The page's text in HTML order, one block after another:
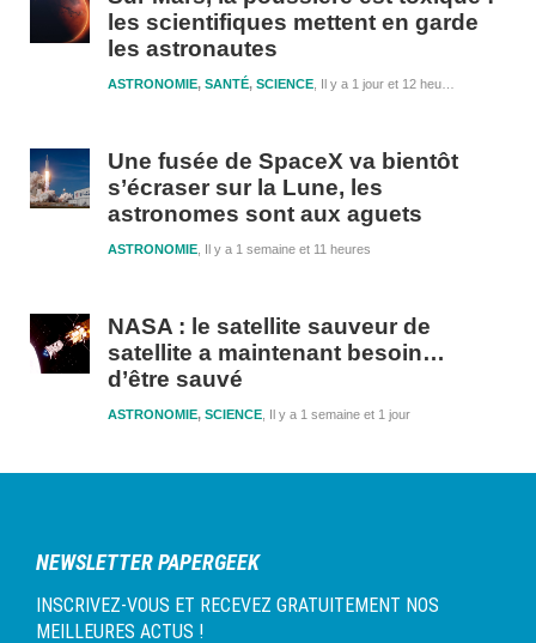
les scientifiques mettent en garde
les astronautes
Il y a 1 jour et 12 heures
ASTRONOMIE, SANTÉ, SCIENCE
Une fusée de SpaceX va bientôt
s’écraser sur la Lune, les
astronomes sont aux aguets
Il y a 1 semaine et 11 heures
ASTRONOMIE
NASA : le satellite sauveur de
satellite a maintenant besoin…
d’être sauvé
Il y a 1 semaine et 1 jour
ASTRONOMIE, SCIENCE
NEWSLETTER PAPERGEEK
INSCRIVEZ-VOUS ET RECEVEZ GRATUITEMENT NOS
MEILLEURES ACTUS !